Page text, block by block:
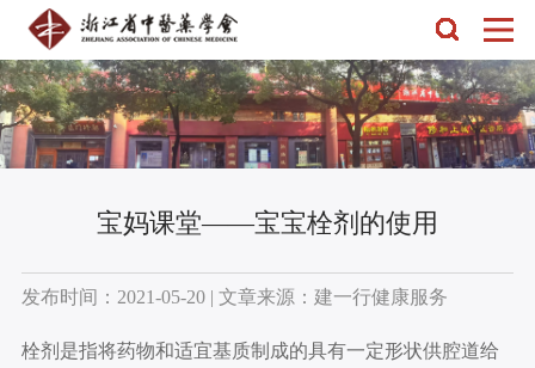
宝妈课堂——宝宝栓剂的使用
发布时间：2021-05-20 | 文章来源：建一行健康服务
栓剂是指将药物和适宜基质制成的具有一定形状供腔道给